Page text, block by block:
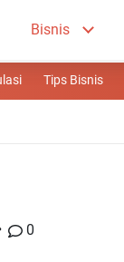
Bisnis
Tips Bisnis
0